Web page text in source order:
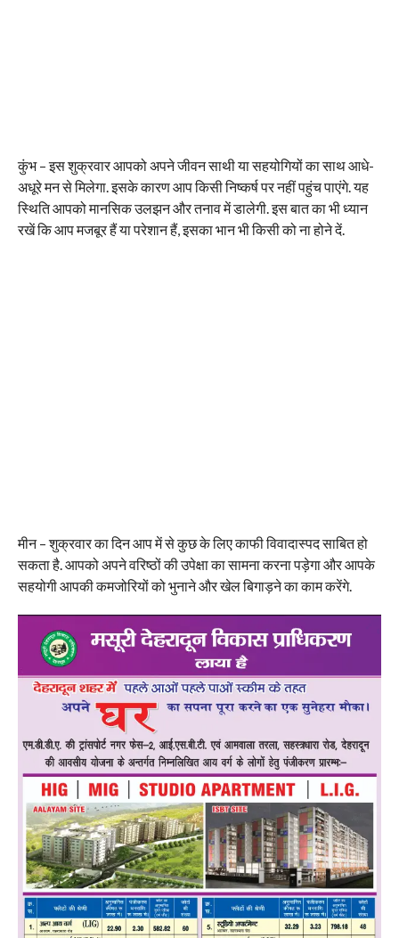
कुंभ – इस शुक्रवार आपको अपने जीवन साथी या सहयोगियों का साथ आधे-
अधूरे मन से मिलेगा. इसके कारण आप किसी निष्कर्ष पर नहीं पहुंच पाएंगे. यह
स्थिति आपको मानसिक उलझन और तनाव में डालेगी. इस बात का भी ध्यान
रखें कि आप मजबूर हैं या परेशान हैं, इसका भान भी किसी को ना होने दें.
मीन – शुक्रवार का दिन आप में से कुछ के लिए काफी विवादास्पद साबित हो
सकता है. आपको अपने वरिष्ठों की उपेक्षा का सामना करना पड़ेगा और आपके
सहयोगी आपकी कमजोरियों को भुनाने और खेल बिगाड़ने का काम करेंगे.